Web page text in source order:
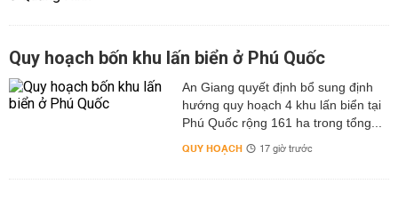
Quy hoạch bốn khu lấn biển ở Phú Quốc
An Giang quyết định bổ sung định
hướng quy hoạch 4 khu lấn biển tại
Phú Quốc rộng 161 ha trong tổng...
QUY HOẠCH 17 giờ trước